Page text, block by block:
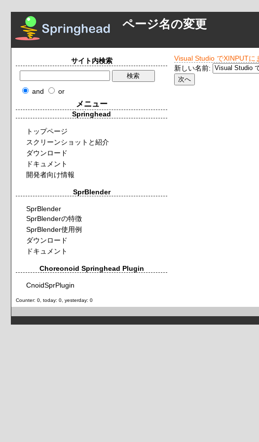
ページ名の変更
Visual Studio でXINPUTに
新しい名前:
サイト内検索
and or
メニュー
Springhead
トップページ
スクリーンショットと紹介
ダウンロード
ドキュメント
開発者向け情報
SprBlender
SprBlender
SprBlenderの特徴
SprBlender使用例
ダウンロード
ドキュメント
Choreonoid Springhead Plugin
CnoidSprPlugin
Counter: 0, today: 0, yesterday: 0